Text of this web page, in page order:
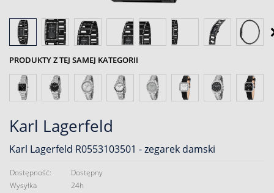
PRODUKTY Z TEJ SAMEJ KATEGORII
Karl Lagerfeld
Karl Lagerfeld R0553103501 - zegarek damski
Dostępność:
Dostępny
Wysyłka
24h